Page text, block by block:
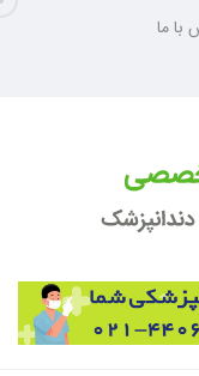
با ما